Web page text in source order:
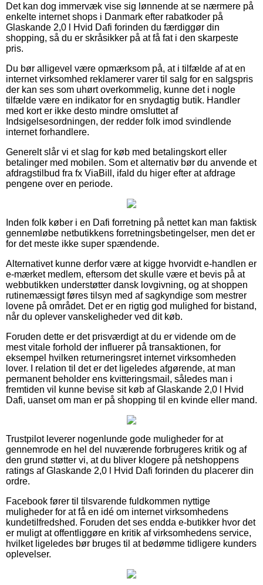
Det kan dog immervæk vise sig lønnende at se nærmere på
enkelte internet shops i Danmark efter rabatkoder på
Glaskande 2,0 l Hvid Dafi forinden du færdiggør din
shopping, så du er skråsikker på at få fat i den skarpeste
pris.
Du bør alligevel være opmærksom på, at i tilfælde af at en
internet virksomhed reklamerer varer til salg for en salgspris
der kan ses som uhørt overkommelig, kunne det i nogle
tilfælde være en indikator for en snydagtig butik. Handler
med kort er ikke desto mindre omsluttet af
Indsigelsesordningen, der redder folk imod svindlende
internet forhandlere.
Generelt slår vi et slag for køb med betalingskort eller
betalinger med mobilen. Som et alternativ bør du anvende et
afdragstilbud fra fx ViaBill, ifald du higer efter at afdrage
pengene over en periode.
Inden folk køber i en Dafi forretning på nettet kan man faktisk
gennemløbe netbutikkens forretningsbetingelser, men det er
for det meste ikke super spændende.
Alternativet kunne derfor være at kigge hvorvidt e-handlen er
e-mærket medlem, eftersom det skulle være et bevis på at
webbutikken understøtter dansk lovgivning, og at shoppen
rutinemæssigt føres tilsyn med af sagkyndige som mestrer
lovene på området. Det er en rigtig god mulighed for bistand,
når du oplever vanskeligheder ved dit køb.
Foruden dette er det prisværdigt at du er vidende om de
mest vitale forhold der influerer på transaktionen, for
eksempel hvilken returneringsret internet virksomheden
lover. I relation til det er det ligeledes afgørende, at man
permanent beholder ens kvitteringsmail, således man i
fremtiden vil kunne bevise sit køb af Glaskande 2,0 l Hvid
Dafi, uanset om man er på shopping til en kvinde eller mand.
Trustpilot leverer nogenlunde gode muligheder for at
gennemrode en hel del nuværende forbrugeres kritik og af
den grund støtter vi, at du bliver klogere på netshoppens
ratings af Glaskande 2,0 l Hvid Dafi forinden du placerer din
ordre.
Facebook fører til tilsvarende fuldkommen nyttige
muligheder for at få en idé om internet virksomhedens
kundetilfredshed. Foruden det ses endda e-butikker hvor det
er muligt at offentliggøre en kritik af virksomhedens service,
hvilket ligeledes bør bruges til at bedømme tidligere kunders
oplevelser.